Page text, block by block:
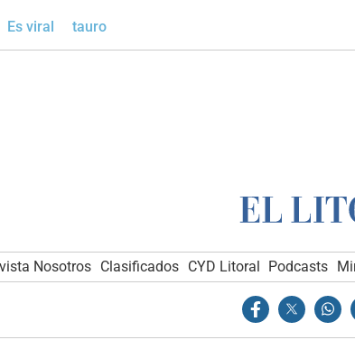
Es viral tauro
Nosotros Clasificados CYD Litoral Podcasts